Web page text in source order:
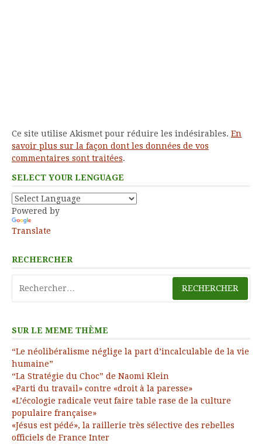
Ce site utilise Akismet pour réduire les indésirables. En
savoir plus sur la façon dont les données de vos
commentaires sont traitées.
SELECT YOUR LENGUAGE
Powered by
Translate
RECHERCHER
SUR LE MEME THÈME
“Le néolibéralisme néglige la part d’incalculable de la vie
humaine”
“La Stratégie du Choc” de Naomi Klein
«Parti du travail» contre «droit à la paresse»
«L’écologie radicale veut faire table rase de la culture
populaire française»
«Jésus est pédé», la raillerie très sélective des rebelles
officiels de France Inter